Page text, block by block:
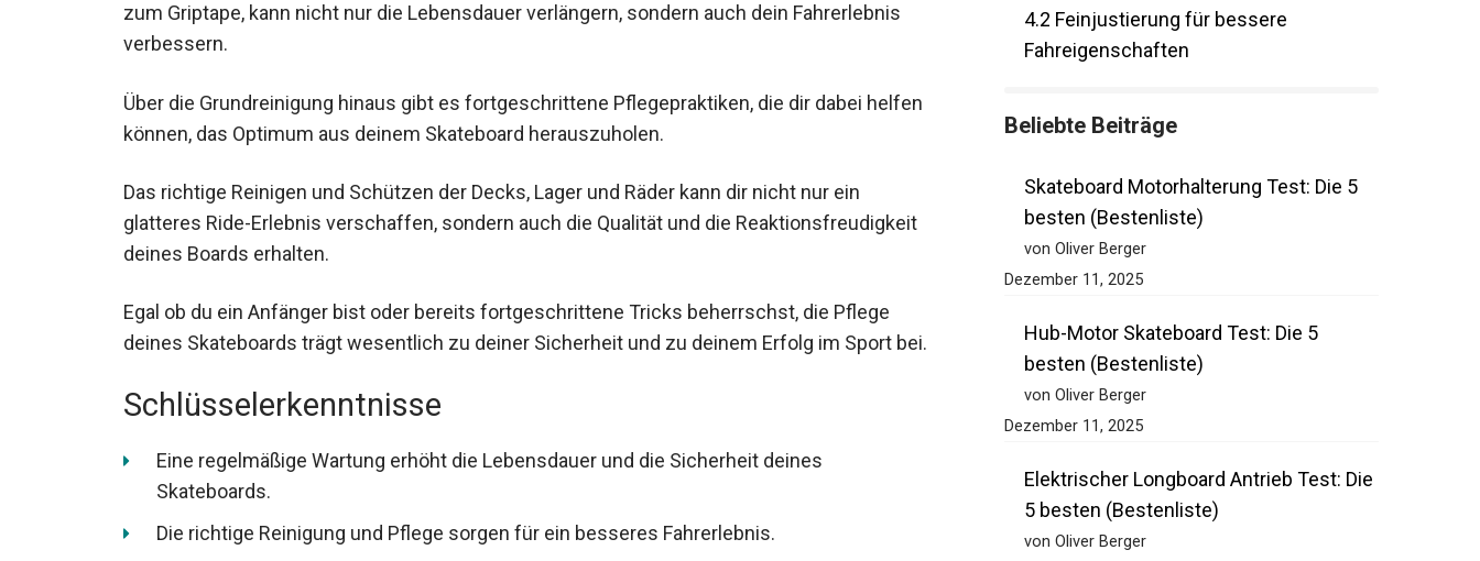
zum Griptape, kann nicht nur die Lebensdauer verlängern, sondern auch dein Fahrerlebnis
verbessern.
Über die Grundreinigung hinaus gibt es fortgeschrittene Pflegepraktiken, die dir dabei helfen
können, das Optimum aus deinem Skateboard herauszuholen.
Das richtige Reinigen und Schützen der Decks, Lager und Räder kann dir nicht nur ein
glatteres Ride-Erlebnis verschaffen, sondern auch die Qualität und die Reaktionsfreudigkeit
deines Boards erhalten.
Egal ob du ein Anfänger bist oder bereits fortgeschrittene Tricks beherrschst, die Pflege
deines Skateboards trägt wesentlich zu deiner Sicherheit und zu deinem Erfolg im Sport bei.
Schlüsselerkenntnisse
Eine regelmäßige Wartung erhöht die Lebensdauer und die Sicherheit deines
Skateboards.
Die richtige Reinigung und Pflege sorgen für ein besseres Fahrerlebnis.
4.2Feinjustierung für bessere
Fahreigenschaften
Beliebte Beiträge
Skateboard Motorhalterung Test: Die 5
besten (Bestenliste)
von Oliver Berger
Dezember 11, 2025
Hub-Motor Skateboard Test: Die 5
besten (Bestenliste)
von Oliver Berger
Dezember 11, 2025
Elektrischer Longboard Antrieb Test: Die
5 besten (Bestenliste)
von Oliver Berger